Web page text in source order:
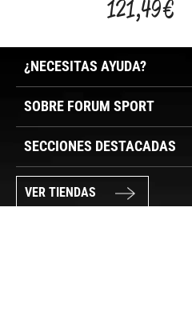
121,49 €
¿NECESITAS AYUDA?
SOBRE FORUM SPORT
SECCIONES DESTACADAS
VER TIENDAS